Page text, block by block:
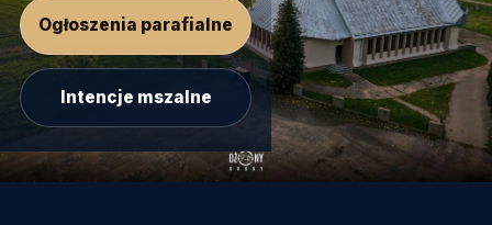
Ogłoszenia parafialne
Intencje mszalne